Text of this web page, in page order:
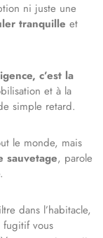
ni juste une
tranquille et
c’est la
et à la
simple retard.
le monde, mais
sauvetage, parole
dans l’habitacle,
fugitif vous